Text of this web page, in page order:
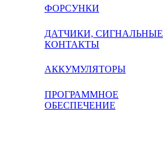
ФОРСУНКИ
ДАТЧИКИ, СИГНАЛЬНЫЕ
КОНТАКТЫ
АККУМУЛЯТОРЫ
ПРОГРАММНОЕ
ОБЕСПЕЧЕНИЕ